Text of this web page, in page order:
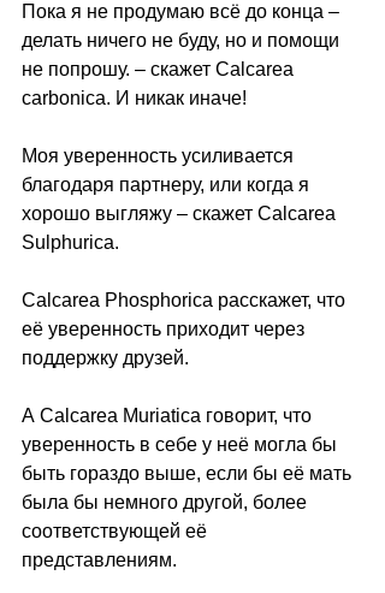
Пока я не продумаю всё до конца –
делать ничего не буду, но и помощи
не попрошу. – скажет Calcarea
carbonica. И никак иначе!
Моя уверенность усиливается
благодаря партнеру, или когда я
хорошо выгляжу – скажет Calcarea
Sulphurica.
Calcarea Phosphorica расскажет, что
её уверенность приходит через
поддержку друзей.
А Calcarea Muriatica говорит, что
уверенность в себе у неё могла бы
быть гораздо выше, если бы её мать
была бы немного другой, более
соответствующей её
представлениям.